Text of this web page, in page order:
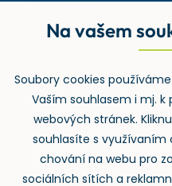
Rejstřík používaných
Zpětný odběr
Na vašem
Soubory cookies
Vaším souhlasem i mj. k
webových stránek.
souhlasíte s využívaním
chování na webu pro
sociálních sítích a